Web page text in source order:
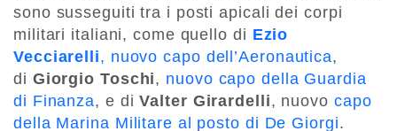
sono susseguiti tra i posti apicali dei corpi
militari italiani, come quello di Ezio
Vecciarelli, nuovo capo dell’Aeronautica,
di Giorgio Toschi, nuovo capo della Guardia
di Finanza, e diValter Girardelli, nuovo capo
della Marina Militare al posto di De Giorgi.